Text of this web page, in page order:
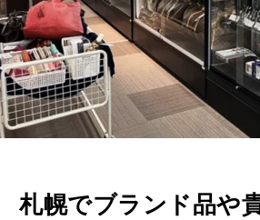
札幌でブランド品や